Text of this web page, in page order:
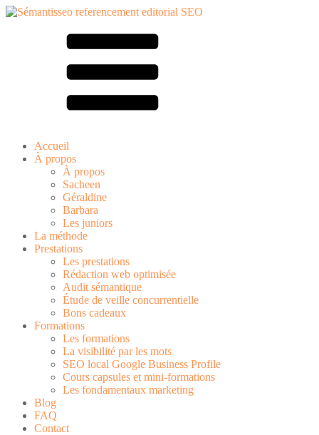
Accueil
À propos
À propos
Sacheen
Géraldine
Barbara
Les juniors
La méthode
Prestations
Les prestations
Rédaction web optimisée
Audit sémantique
Étude de veille concurrentielle
Bons cadeaux
Formations
Les formations
La visibilité par les mots
SEO local Google Business Profile
Cours capsules et mini-formations
Les fondamentaux marketing
Blog
FAQ
Contact